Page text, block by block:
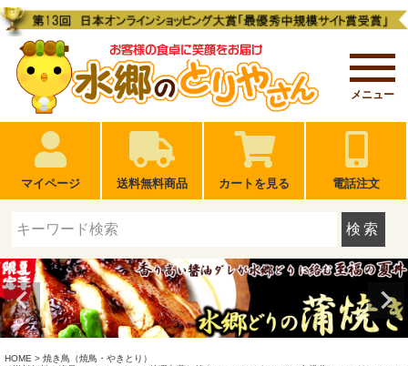
メニュー
マイページ 送料無料商品 カートを見る 電話注文
検索
HOME
焼き鳥（焼鳥・やきとり）